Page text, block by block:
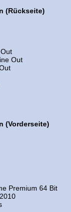
(Rückseite)
Out
(Vorderseite)
Premium 64 Bit